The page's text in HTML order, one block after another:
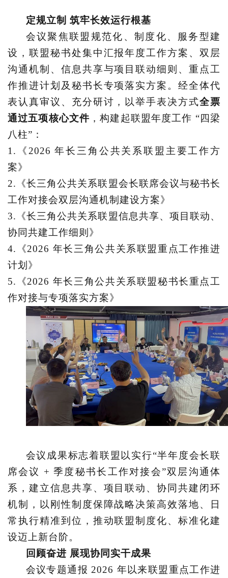
定规立制 筑牢长效运行根基
会议聚焦联盟规范化、制度化、服务型建
设，联盟秘书处集中汇报年度工作方案、双层
沟通机制、信息共享与项目联动细则、重点工
作推进计划及秘书长专项落实方案。经全体代
表认真审议、充分研讨，以举手表决方式全票
通过五项核心文件 ，构建起联盟年度工作 “四梁
八柱”：
1.《2026 年长三角公共关系联盟主要工作方
案》
2.《长三角公共关系联盟会长联席会议与秘书长
工作对接会双层沟通机制建设方案》
3.《长三角公共关系联盟信息共享、项目联动、
协同共建工作细则》
4.《2026 年长三角公共关系联盟重点工作推进
计划》
5.《2026 年长三角公共关系联盟秘书长重点工
作对接与专项落实方案》
会议成果标志着联盟以实行“半年度会长联
席会议 + 季度秘书长工作对接会”双层沟通体
系，建立信息共享、项目联动、协同共建闭环
机制，以刚性制度保障战略决策高效落地、日
常执行精准到位，推动联盟制度化、标准化建
设迈上新台阶。
回顾奋进 展现协同实干成果
会议专题通报 2026 年以来联盟重点工作进